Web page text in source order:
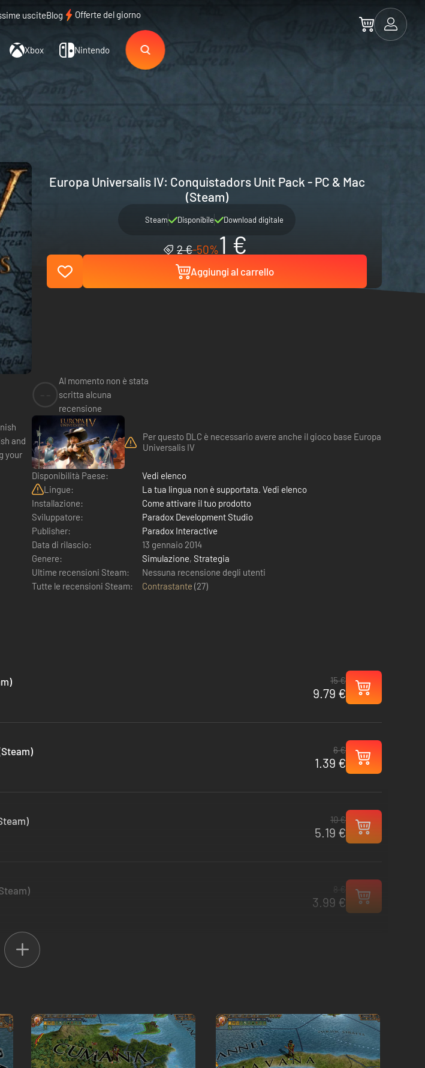
usciteBlog Offerte del giorno
Xbox Nintendo
Europa Universalis IV: Conquistadors Unit Pack - PC & Mac
(Steam)
Steam Disponibile Download digitale
2 €-50%1 €
Aggiungi al carrello
your
Al momento non è stata
scritta alcuna
recensione
Per questo DLC è necessario avere anche il gioco base Europa
Universalis IV
Disponibilità Paese:
Vedi elenco
Lingue:
La tua lingua non è supportata. Vedi elenco
Installazione:
Come attivare il tuo prodotto
Sviluppatore:
Paradox Development Studio
Publisher:
Paradox Interactive
Data di rilascio:
13 gennaio 2014
Genere:
Simulazione, Strategia
Ultime recensioni Steam:
Nessuna recensione degli utenti
Tutte le recensioni Steam:
Contrastante (27)
15 €
9.79 €
6 €
1.39 €
10 €
5.19 €
3.99 €